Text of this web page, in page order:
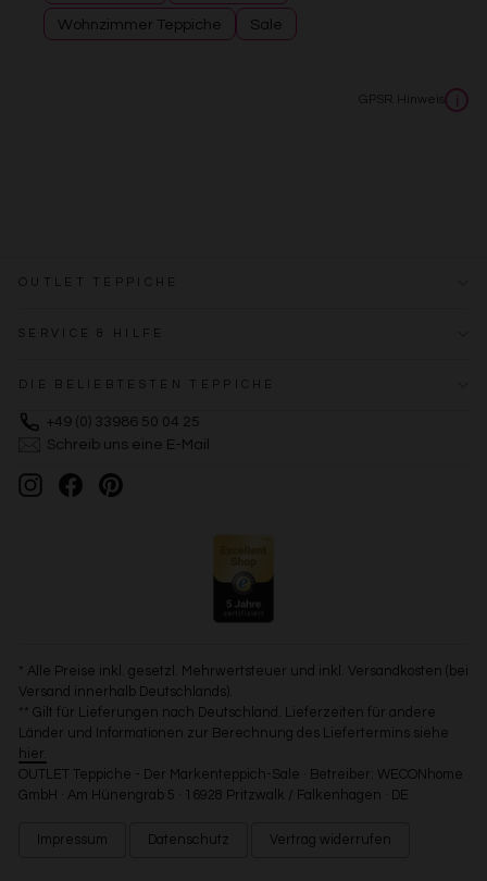
Wohnzimmer Teppiche Sale
GPSR Hinweis i
OUTLET TEPPICHE
SERVICE & HILFE
DIE BELIEBTESTEN TEPPICHE
+49 (0) 33986 50 04 25
Schreib uns eine E-Mail
InstagramFacebookPinterest
* Alle Preise inkl. gesetzl. Mehrwertsteuer und inkl. Versandkosten (bei
Versand innerhalb Deutschlands).
** Gilt für Lieferungen nach Deutschland. Lieferzeiten für andere
Länder und Informationen zur Berechnung des Liefertermins siehe
hier.
OUTLET Teppiche - Der Markenteppich-Sale · Betreiber: WECONhome
GmbH · Am Hünengrab 5 · 16928 Pritzwalk / Falkenhagen · DE
Impressum Datenschutz Vertrag widerrufen